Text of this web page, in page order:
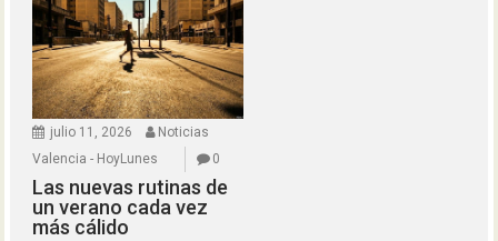
julio 11, 2026
Noticias
Valencia - HoyLunes
0
Las nuevas rutinas de
un verano cada vez
más cálido